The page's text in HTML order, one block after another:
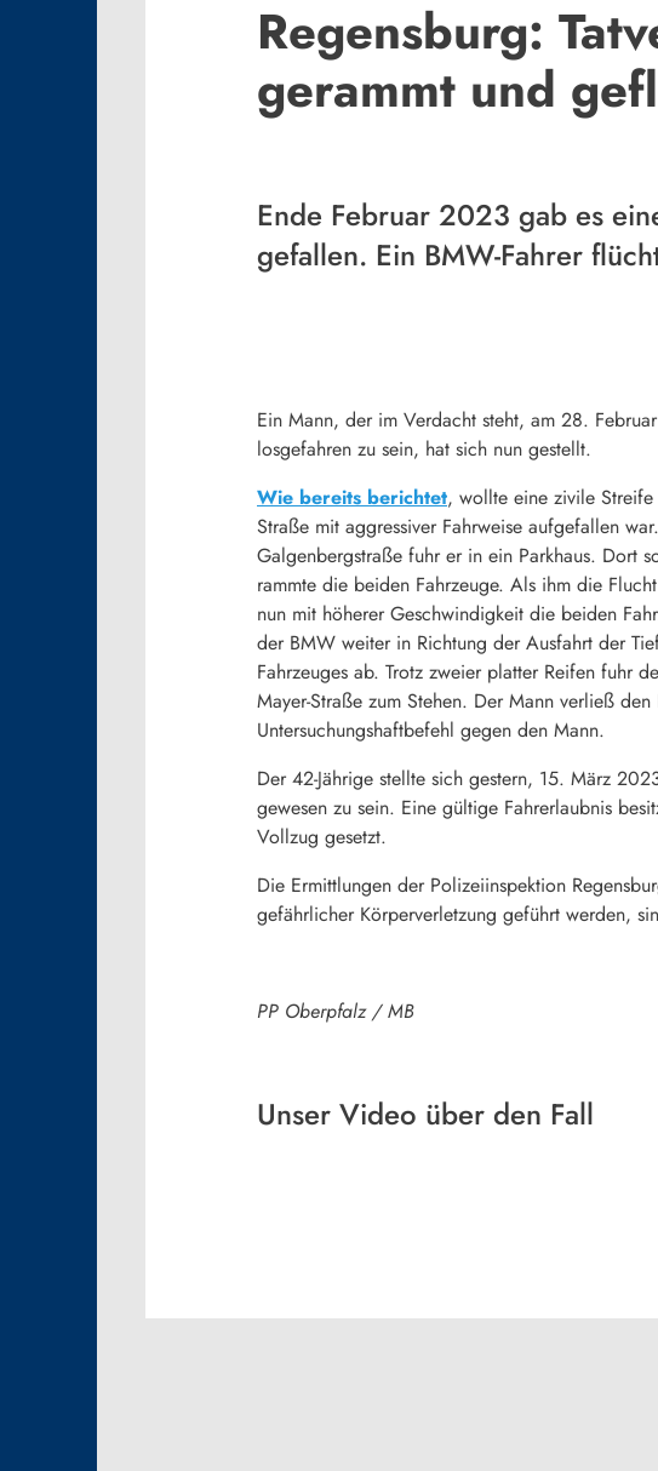
Regensburg:
gerammt und
Ende Februar 2023 gab es
gefallen. Ein BMW-Fahrer
Ein Mann, der im Verdacht steht, am 28.
losgefahren zu sein, hat sich nun gestellt.
Wie bereits berichtet, wollte eine zivile
Straße mit aggressiver Fahrweise aufgefallen
Galgenbergstraße fuhr er in ein Parkhaus. Dort
rammte die beiden Fahrzeuge. Als ihm die
nun mit höherer Geschwindigkeit die beiden
der BMW weiter in Richtung der Ausfahrt der
Fahrzeuges ab. Trotz zweier platter Reifen fuhr
Mayer-Straße zum Stehen. Der Mann verließ
Untersuchungshaftbefehl gegen den Mann.
Der 42-Jährige stellte sich gestern, 15. März
gewesen zu sein. Eine gültige Fahrerlaubnis
Vollzug gesetzt.
Die Ermittlungen der Polizeiinspektion
gefährlicher Körperverletzung geführt werden,
PP Oberpfalz / MB
Unser Video über den Fall